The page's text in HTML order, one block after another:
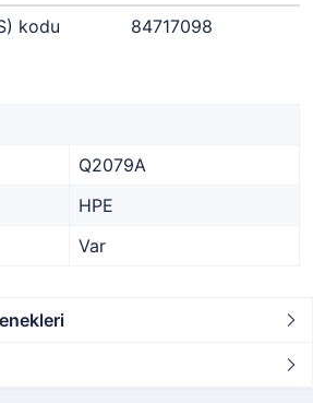
kodu 84717098
Q2079A
HPE
Var